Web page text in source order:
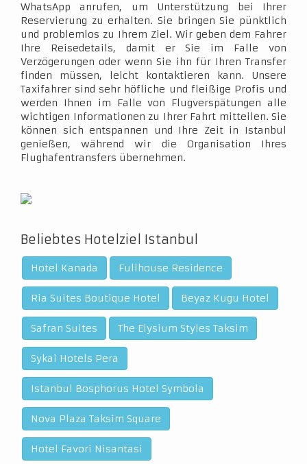
WhatsApp anrufen, um Unterstützung bei Ihrer
Reservierung zu erhalten. Sie bringen Sie pünktlich
und problemlos zu Ihrem Ziel. Wir geben dem Fahrer
Ihre Reisedetails, damit er Sie im Falle von
Verzögerungen oder wenn Sie ihn für Ihren Transfer
finden müssen, leicht kontaktieren kann. Unsere
Taxifahrer sind sehr höfliche und fleißige Profis und
werden Ihnen im Falle von Flugverspätungen alle
wichtigen Informationen zu Ihrer Fahrt mitteilen. Sie
können sich entspannen und Ihre Zeit in Istanbul
genießen, während wir die Organisation Ihres
Flughafentransfers übernehmen.
Beliebtes Hotelziel Istanbul
Hotel Kanada Fullhouse Residence
Ria Suites Boutique Hotel Beyaz Kugu Hotel
Safran Suites The Elysium Styles Taksim
Sykai Hotels Pera
Istanbul Bosphorus Hotel Symbola
Nova Plaza Taksim Square
Hotel Favori Nisantasi